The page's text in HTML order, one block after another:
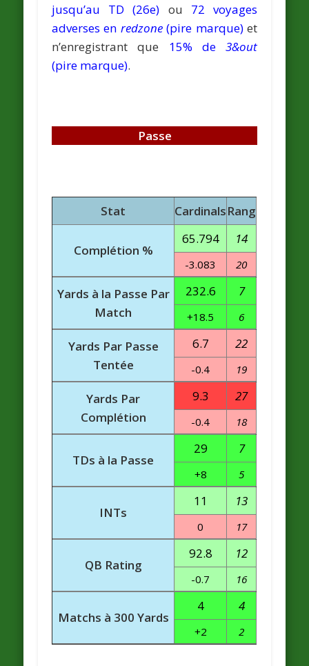
jusqu’au TD (26e) ou 72 voyages
adverses en redzone(pire marque)et
n’enregistrant que 15% de 3&out
(pire marque).
Passe
Stat CardinalsRang
Complétion %
65.794 14
-3.083 20
Yards à la Passe Par
Match
232.6 7
+18.5 6
Yards Par Passe
Tentée
6.7 22
-0.4 19
Yards Par
Complétion
9.3 27
-0.4 18
TDs à la Passe
29 7
+8 5
INTs
11 13
0 17
QB Rating
92.8 12
-0.7 16
Matchs à 300 Yards
4 4
+2 2